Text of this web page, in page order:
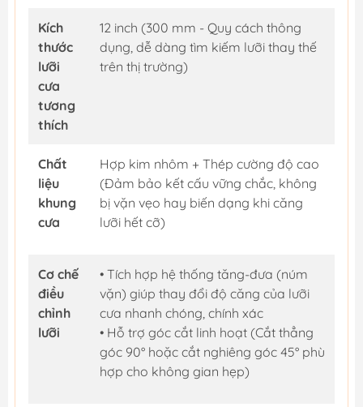
Kích
thước
lưỡi
cưa
tương
thích
12 inch (300 mm - Quy cách thông
dụng, dễ dàng tìm kiếm lưỡi thay thế
trên thị trường)
Chất
liệu
khung
cưa
Hợp kim nhôm + Thép cường độ cao
(Đảm bảo kết cấu vững chắc, không
bị vặn vẹo hay biến dạng khi căng
lưỡi hết cỡ)
Cơ chế
điều
chỉnh
lưỡi
• Tích hợp hệ thống tăng-đưa (núm
vặn) giúp thay đổi độ căng của lưỡi
cưa nhanh chóng, chính xác
• Hỗ trợ góc cắt linh hoạt (Cắt thẳng
góc 90° hoặc cắt nghiêng góc 45° phù
hợp cho không gian hẹp)